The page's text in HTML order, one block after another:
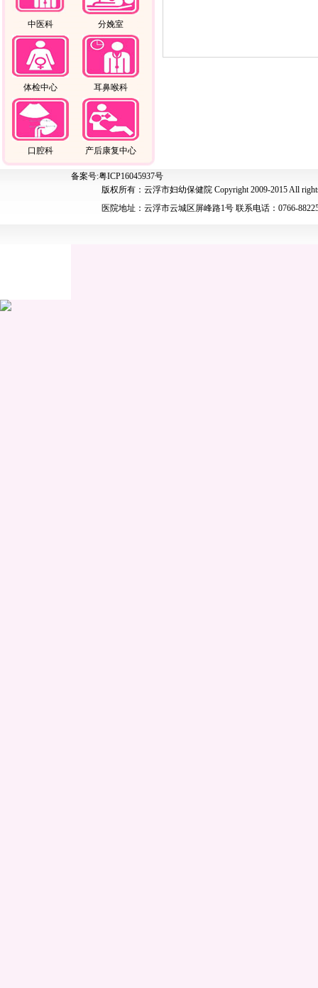
中医科 分娩室
体检中心 耳鼻喉科
口腔科 产后康复中心
备案号:粤ICP16045937号
版权所有：云浮市妇幼保健院 Copyright 2009-2015 All
医院地址：云浮市云城区屏峰路1号 联系电话：0766-